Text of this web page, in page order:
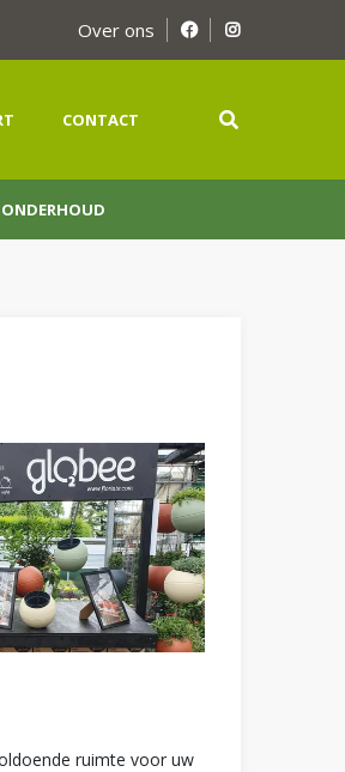
Over ons
CONTACT
ruimte voor uw